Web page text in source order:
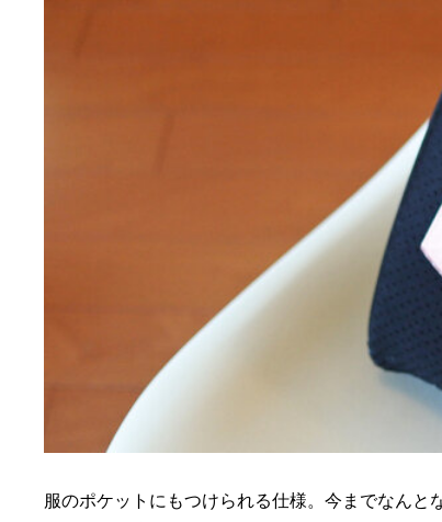
服のポケットにもつけられる仕様。今までなん